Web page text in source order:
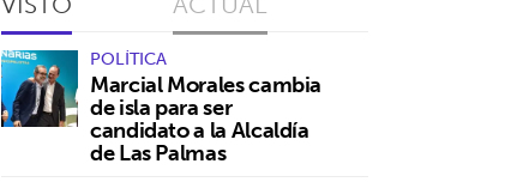
POLÍTICA
Marcial Morales cambia
de isla para ser
candidato a la Alcaldía
de Las Palmas